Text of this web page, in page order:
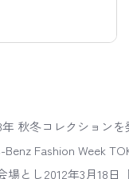
秋冬コレクションを
Fashion Week
とし2012年3月18日